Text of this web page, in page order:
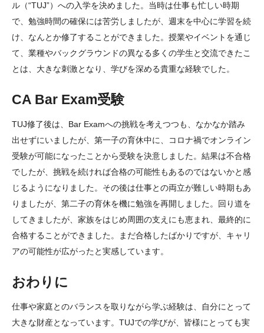
よくあるご質問
カリキュラム（英語）
教員紹介（英語）
ル（“TUJ”）への入学を決めました。当時は仕事も忙しい時期
で、勉強時間の確保には苦労しましたが、週末を中心に学習を続
け、なんとか修了することができました。授業やイベントを通じ
て、業種やバックグラウンドの異なる多くの学生と交流できたこ
とは、大きな刺激となり、学びを深める貴重な経験でした。
CA Bar Exam受験
TUJ修了後は、Bar Examへの挑戦を考えつつも、なかなか踏み
出せずにいましたが、第一子の育休中に、コロナ禍でオンライン
受験が可能になったことから受験を決意しました。結果は不合格
でしたが、挑戦を続ければ合格の可能性もあるのではないかと感
じるようになりました。その後は仕事との両立が難しい時期もあ
りましたが、第二子の育休を機に勉強を再開しました。回り道を
してきましたが、家族をはじめ周囲の支えにも恵まれ、最終的に
合格することができました。まだ合格したばかりですが、キャリ
アの可能性が広がったと実感しています。
おわりに
仕事や家庭とのバランスを取りながら学ぶ経験は、自分にとって
大きな財産となっています。TUJでの学びが、皆様にとっても実